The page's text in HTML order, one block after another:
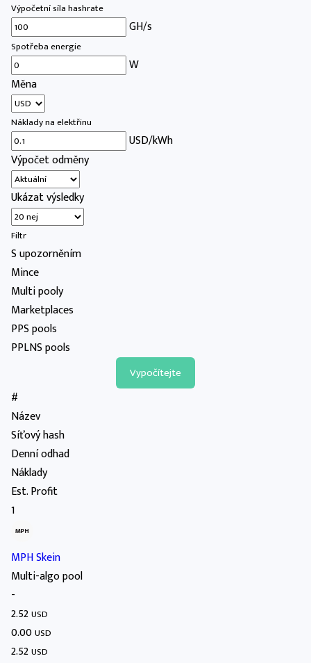
Výpočetní síla hashrate
GH/s
Spotřeba energie
W
Měna
Náklady na elektřinu
USD/kWh
Výpočet odměny
Ukázat výsledky
Filtr
S upozorněním
Mince
Multi pooly
Marketplaces
PPS pools
PPLNS pools
#
Název
Síťový hash
Denní odhad
Náklady
Est. Profit
1
MPH Skein
Multi-algo pool
-
2.52USD
0.00USD
2.52USD